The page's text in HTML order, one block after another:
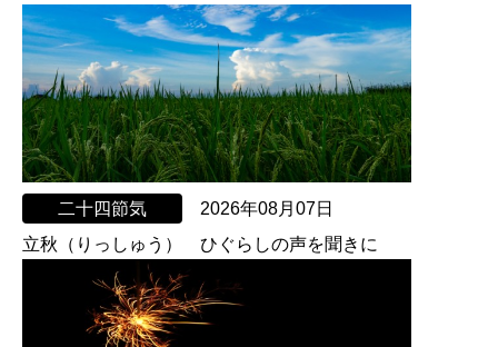
二十四節気
2026年08月07日
立秋（りっしゅう） ひぐらしの声を聞きに